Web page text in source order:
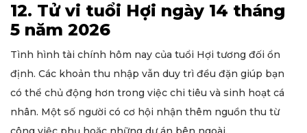
12. Tử vi tuổi Hợi ngày 14 tháng
5 năm 2026
Tình hình tài chính hôm nay của tuổi Hợi tương đối ổn
định. Các khoản thu nhập vẫn duy trì đều đặn giúp bạn
có thể chủ động hơn trong việc chi tiêu và sinh hoạt cá
nhân. Một số người có cơ hội nhận thêm nguồn thu từ